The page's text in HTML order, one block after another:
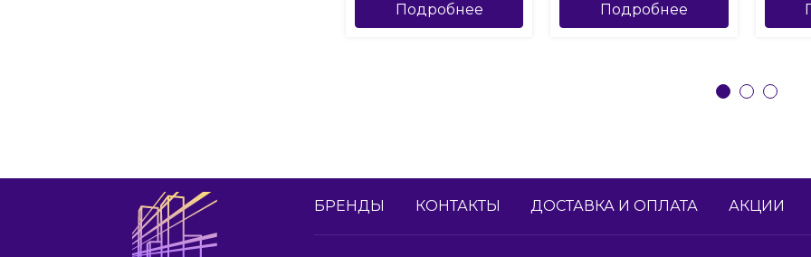
Подробнее Подробнее
БРЕНДЫ КОНТАКТЫ ДОСТАВКА И ОПЛАТА АКЦИИ